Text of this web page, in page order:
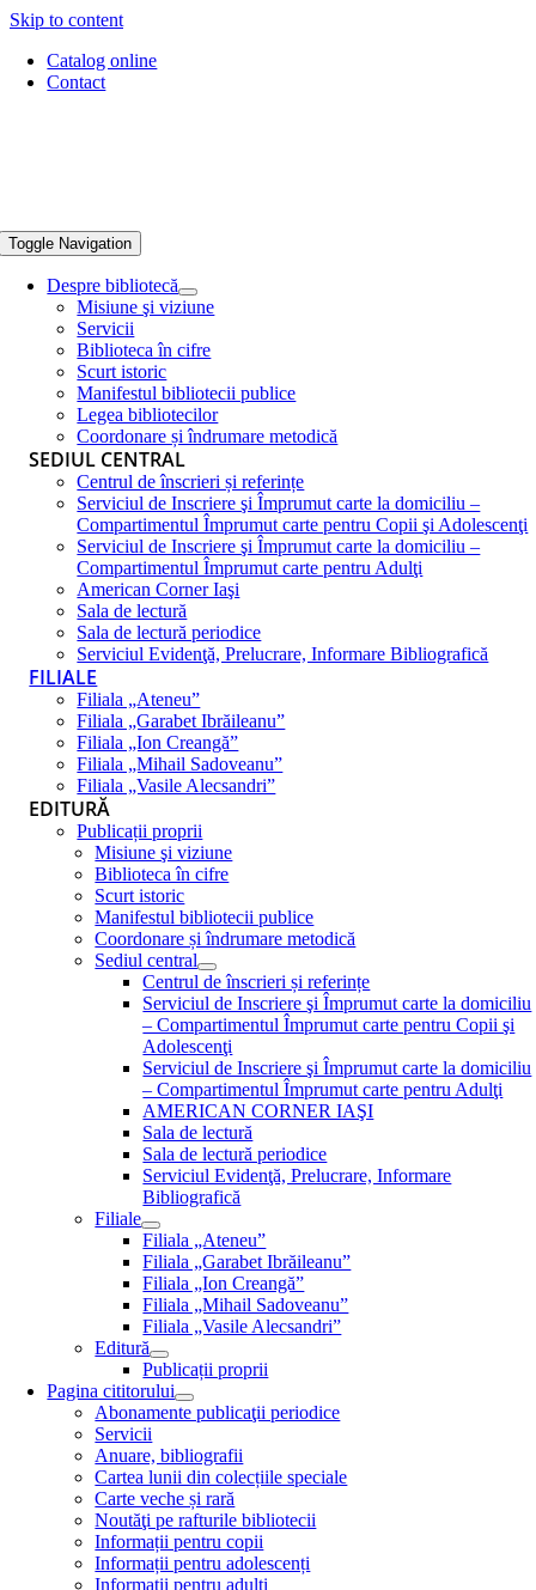
Skip to content
Catalog online
Contact
Toggle Navigation
Despre bibliotecă
Misiune şi viziune
Servicii
Biblioteca în cifre
Scurt istoric
Manifestul bibliotecii publice
Legea bibliotecilor
Coordonare și îndrumare metodică
SEDIUL CENTRAL
Centrul de înscrieri și referințe
Serviciul de Inscriere şi Împrumut carte la domiciliu –
Compartimentul Împrumut carte pentru Copii şi Adolescenţi
Serviciul de Inscriere şi Împrumut carte la domiciliu –
Compartimentul Împrumut carte pentru Adulţi
American Corner Iaşi
Sala de lectură
Sala de lectură periodice
Serviciul Evidenţă, Prelucrare, Informare Bibliografică
FILIALE
Filiala „Ateneu”
Filiala „Garabet Ibrăileanu”
Filiala „Ion Creangă”
Filiala „Mihail Sadoveanu”
Filiala „Vasile Alecsandri”
EDITURĂ
Publicații proprii
Misiune şi viziune
Biblioteca în cifre
Scurt istoric
Manifestul bibliotecii publice
Coordonare și îndrumare metodică
Sediul central
Centrul de înscrieri și referințe
Serviciul de Inscriere şi Împrumut carte la domiciliu
– Compartimentul Împrumut carte pentru Copii şi
Adolescenţi
Serviciul de Inscriere şi Împrumut carte la domiciliu
– Compartimentul Împrumut carte pentru Adulţi
AMERICAN CORNER IAŞI
Sala de lectură
Sala de lectură periodice
Serviciul Evidenţă, Prelucrare, Informare
Bibliografică
Filiale
Filiala „Ateneu”
Filiala „Garabet Ibrăileanu”
Filiala „Ion Creangă”
Filiala „Mihail Sadoveanu”
Filiala „Vasile Alecsandri”
Editură
Publicații proprii
Pagina cititorului
Abonamente publicaţii periodice
Servicii
Anuare, bibliografii
Cartea lunii din colecțiile speciale
Carte veche și rară
Noutăţi pe rafturile bibliotecii
Informații pentru copii
Informații pentru adolescenți
Informații pentru adulți